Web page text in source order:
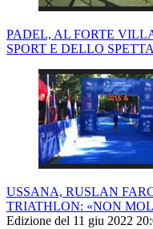
PADEL, AL FORTE
SPORT E DELLO
USSANA, RUSLAN
TRIATHLON: «NON
Edizione del 11 giu 2022